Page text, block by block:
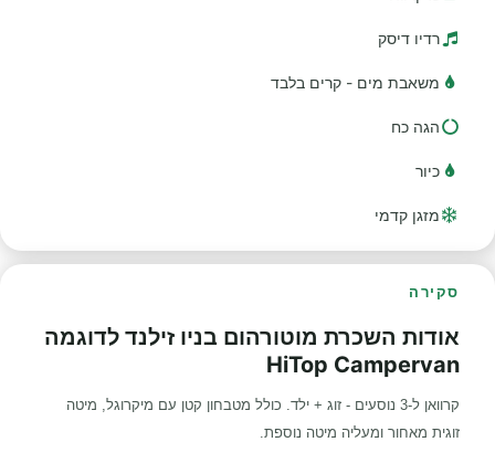
רדיו דיסק
משאבת מים - קרים בלבד
הגה כח
כיור
מזגן קדמי
סקירה
אודות השכרת מוטורהום בניו זילנד לדוגמה
HiTop Campervan
קרוואן ל-3 נוסעים - זוג + ילד. כולל מטבחון קטן עם מיקרוגל, מיטה
זוגית מאחור ומעליה מיטה נוספת.